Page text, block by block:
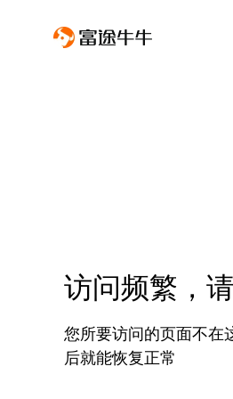
访问频繁，
您所要访问的页面不在
后就能恢复正常